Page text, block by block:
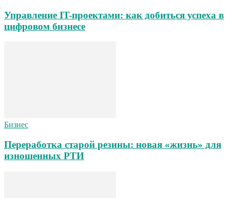
Управление IT-проектами: как добиться успеха в
цифровом бизнесе
Бизнес
Переработка старой резины: новая «жизнь» для
изношенных РТИ